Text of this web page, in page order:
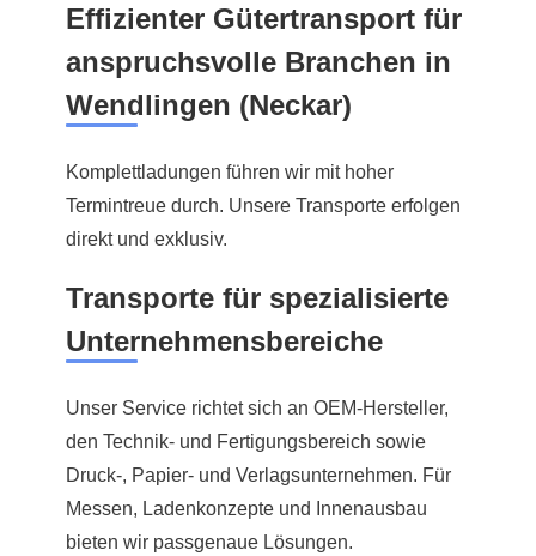
Effizienter Gütertransport für
anspruchsvolle Branchen in
Wendlingen (Neckar)
Komplettladungen führen wir mit hoher
Termintreue durch. Unsere Transporte erfolgen
direkt und exklusiv.
Transporte für spezialisierte
Unternehmensbereiche
Unser Service richtet sich an OEM-Hersteller,
den Technik- und Fertigungsbereich sowie
Druck-, Papier- und Verlagsunternehmen. Für
Messen, Ladenkonzepte und Innenausbau
bieten wir passgenaue Lösungen.